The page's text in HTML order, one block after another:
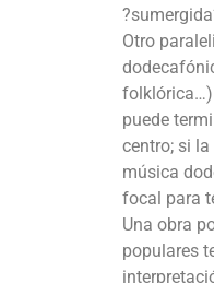
Otro
folklórica…)
puede
centro; si
música
focal para
Una obra
populares